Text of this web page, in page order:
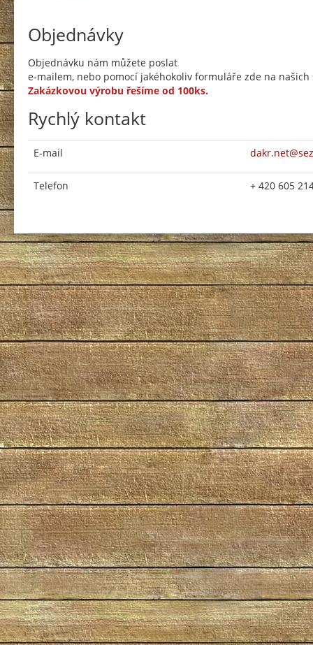
Objednávky
Objednávku nám můžete poslat
e-mailem, nebo pomocí jakéhokoliv formuláře zde na
Zakázkovou výrobu řešíme od 100ks.
Rychlý kontakt
E-mail
Telefon + 420 605